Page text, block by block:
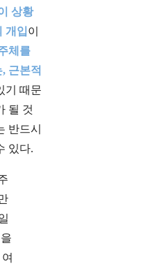
상황
개입 이
체를
근본적
기 때문
될 것
반드시
있다.